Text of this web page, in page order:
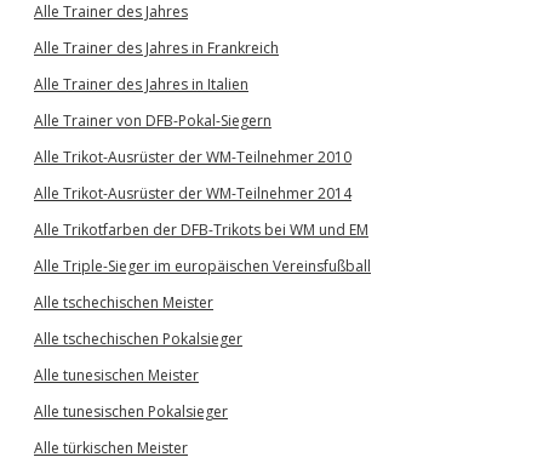
Alle Trainer des Jahres
Alle Trainer des Jahres in Frankreich
Alle Trainer des Jahres in Italien
Alle Trainer von DFB-Pokal-Siegern
Alle Trikot-Ausrüster der WM-Teilnehmer 2010
Alle Trikot-Ausrüster der WM-Teilnehmer 2014
Alle Trikotfarben der DFB-Trikots bei WM und EM
Alle Triple-Sieger im europäischen Vereinsfußball
Alle tschechischen Meister
Alle tschechischen Pokalsieger
Alle tunesischen Meister
Alle tunesischen Pokalsieger
Alle türkischen Meister